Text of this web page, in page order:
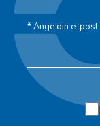
*Ange din e-post